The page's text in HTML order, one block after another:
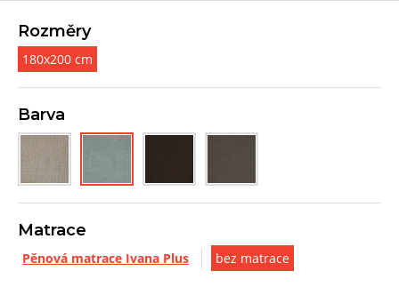
Rozměry
180x200 cm
Barva
Matrace
Pěnová matrace Ivana Plus bez matrace